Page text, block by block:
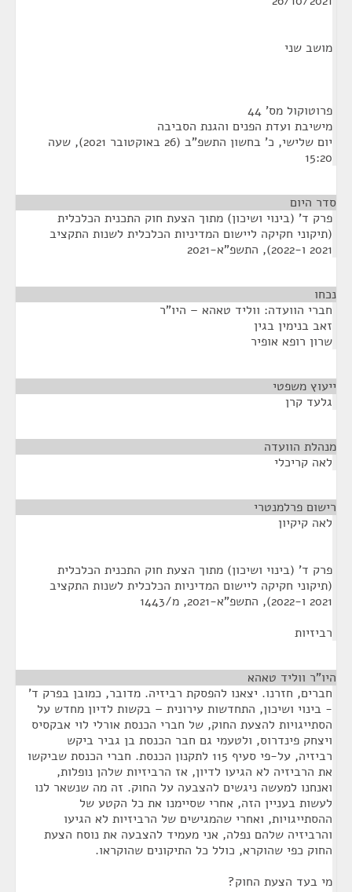
מושב שני
פרוטוקול מס' 44
מישיבת ועדת הפנים והגנת הסביבה
יום שלישי, כ' בחשון התשפ"ב (26 באוקטובר 2021), שעה
15:20
סדר היום
פרק ד' (בינוי ושיכון) מתוך הצעת חוק התכנית הכלכלית
(תיקוני חקיקה ליישום המדיניות הכלכלית לשנות התקציב
2021 ו-2022), התשפ"א-2021
נכחו
חברי הוועדה: ווליד טאהא – היו"ר
זאב בנימין בגין
שרון רופא אופיר
ייעוץ משפטי
גלעד קרן
מנהלת הוועדה
לאה קריכלי
רישום פרלמנטרי
לאה קיקיון
פרק ד' (בינוי ושיכון) מתוך הצעת חוק התכנית הכלכלית
(תיקוני חקיקה ליישום המדיניות הכלכלית לשנות התקציב
2021 ו-2022), התשפ"א-2021, מ/1443
רביזיות
היו"ר ווליד טאהא
חברים, חזרנו. יצאנו להפסקת רביזיה. מדובר, כמובן בפרק ד'
- בינוי ושיכון, התחדשות עירונית – בקשות לדיון מחדש על
הסתייגויות להצעת החוק, של חברי הכנסת אורלי לוי אבקסיס
ויצחק פינדרוס, ולטעמי גם חבר הכנסת בן גביר ביקש
רביזיה, על-פי סעיף 115 לתקנון הכנסת. חברי הכנסת שביקשו
את הרביזיה לא הגיעו לדיון, אז הרביזיות שלהן נופלות,
ואנחנו למעשה ניגשים להצבעה על החוק. זה מה שנשאר לנו
לעשות בעניין הזה, אחרי שסיימנו את כל הקטע של
ההסתייגויות, ואחרי שהמגישים של הרביזיות לא הגיעו
והרביזיה שלהם נפלה, אני מעמיד להצבעה את נוסח הצעת
החוק כפי שהוקרא, כולל כל התיקונים שהוקראו.
מי בעד הצעת החוק?